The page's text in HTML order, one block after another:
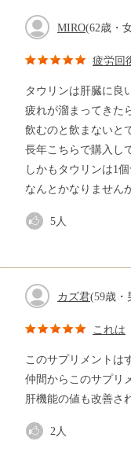
MIRO(62歳・
疲労回
タウリンは肝臓に良
疲れが溜まってきた
飲むのと飲まないと
長年こちらで購入し
しかもタウリンは1
なんとかなりません
5人
カズ君(59歳・
これは
このサプリメントは
仲間からこのサプリ
肝機能の値も改善さ
2人